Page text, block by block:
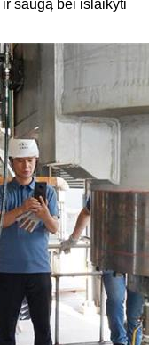
saugą bei išlaikyti